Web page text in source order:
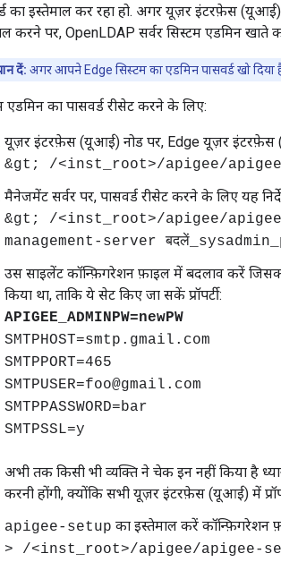
का इस्तेमाल कर रहा हो. अगर यूज़र इंटरफ़ेस
करने पर, OpenLDAP सर्वर सिस्टम एडमिन खाते
दें: अगर आपने Edge सिस्टम का एडमिन पासवर्ड खो दिया
एडमिन का पासवर्ड रीसेट करने के लिए:
यूज़र इंटरफ़ेस (यूआई) नोड पर, Edge यूज़र
&gt; /<inst_root>/apigee/
मैनेजमेंट सर्वर पर, पासवर्ड रीसेट करने के लिए यह
&gt; /<inst_root>/apigee/
management-server
उस साइलेंट कॉन्फ़िगरेशन फ़ाइल में बदलाव करें
किया था, ताकि ये सेट किए जा सकें प्रॉपर्टी:
APIGEE_ADMINPW=newPW
SMTPHOST=smtp.gmail.com
SMTPPORT=465
SMTPUSER=foo@gmail.com
SMTPPASSWORD=bar
SMTPSSL=y
अभी तक किसी भी व्यक्ति ने चेक इन नहीं किया है
करनी होंगी, क्योंकि सभी यूज़र इंटरफ़ेस (यूआई) में
apigee-setup का इस्तेमाल करें कॉन्फ़िगरेशन
> /<inst_root>/apigee/